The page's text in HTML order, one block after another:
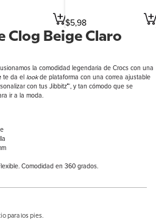
$5,98
Clog Beige Claro
la comodidad legendaria de Crocs con una
te da el lookde plataforma con una correa ajustable
con tus Jibbitz™, y tan cómodo que se
ir a la moda.
Comodidad en 360 grados.
para los pies.